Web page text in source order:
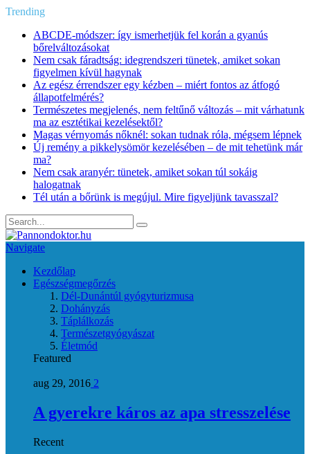
Trending
ABCDE‑módszer: így ismerhetjük fel korán a gyanús
bőrelváltozásokat
Nem csak fáradtság: idegrendszeri tünetek, amiket sokan
figyelmen kívül hagynak
Az egész érrendszer egy kézben – miért fontos az átfogó
állapotfelmérés?
Természetes megjelenés, nem feltűnő változás – mit várhatunk
ma az esztétikai kezelésektől?
Magas vérnyomás nőknél: sokan tudnak róla, mégsem lépnek
Új remény a pikkelysömör kezelésében – de mit tehetünk már
ma?
Nem csak aranyér: tünetek, amiket sokan túl sokáig
halogatnak
Tél után a bőrünk is megújul. Mire figyeljünk tavasszal?
Navigate
Kezdőlap
Egészségmegőrzés
Dél-Dunántúl gyógyturizmusa
Dohányzás
Táplálkozás
Természetgyógyászat
Életmód
Featured
aug 29, 2016 2
A gyerekre káros az apa stresszelése
Recent